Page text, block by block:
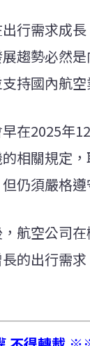
行需求成
趨勢必然
持國內航空
在2025年
相關規定
仍須嚴格遵
航空公司
的出行需